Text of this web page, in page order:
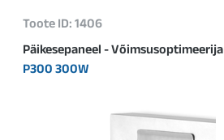
Toote ID: 1406
Päikesepaneel - Võimsusoptimeerija
P300 300W